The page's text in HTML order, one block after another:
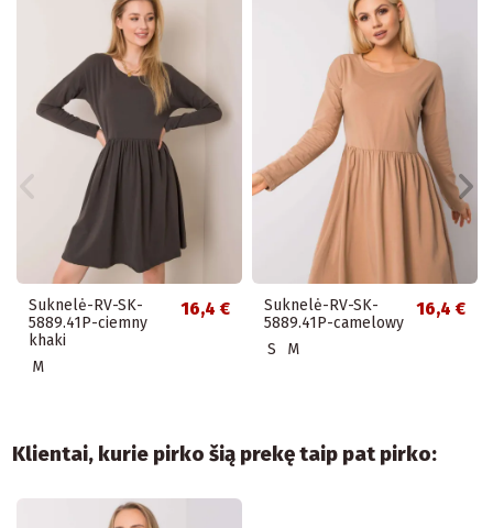
Suknelė-RV-SK-
5889.41P-ciemny
khaki
16,4 €
M
Suknelė-RV-SK-
5889.41P-camelowy
16,4 €
S M
Klientai, kurie pirko šią prekę taip pat pirko: